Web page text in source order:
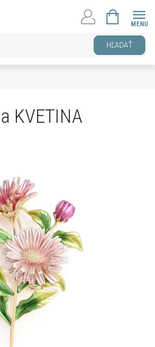
HĽADAŤ
KOŠÍK
KVETINA